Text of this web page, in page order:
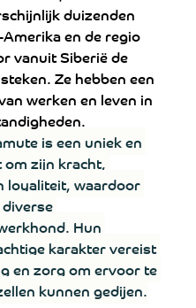
duizenden
en de regio
vanuit Siberië de
Ze hebben een
werken en leven in
is een uniek en
zijn kracht,
loyaliteit, waardoor
Hun
karakter vereist
en zorg om ervoor te
kunnen gedijen.